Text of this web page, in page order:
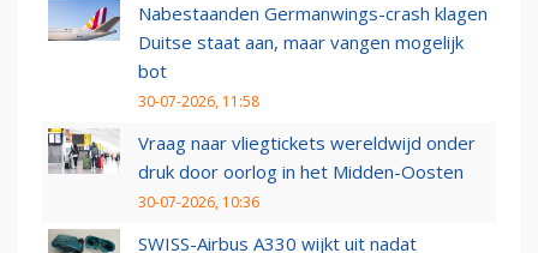
Nabestaanden Germanwings-crash klagen
Duitse staat aan, maar vangen mogelijk
bot
30-07-2026, 11:58
Vraag naar vliegtickets wereldwijd onder
druk door oorlog in het Midden-Oosten
30-07-2026, 10:36
SWISS-Airbus A330 wijkt uit nadat